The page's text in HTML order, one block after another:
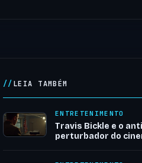
LEIA TAMBÉM
ENTRETENIMENTO
Travis Bickle e o
perturbador do